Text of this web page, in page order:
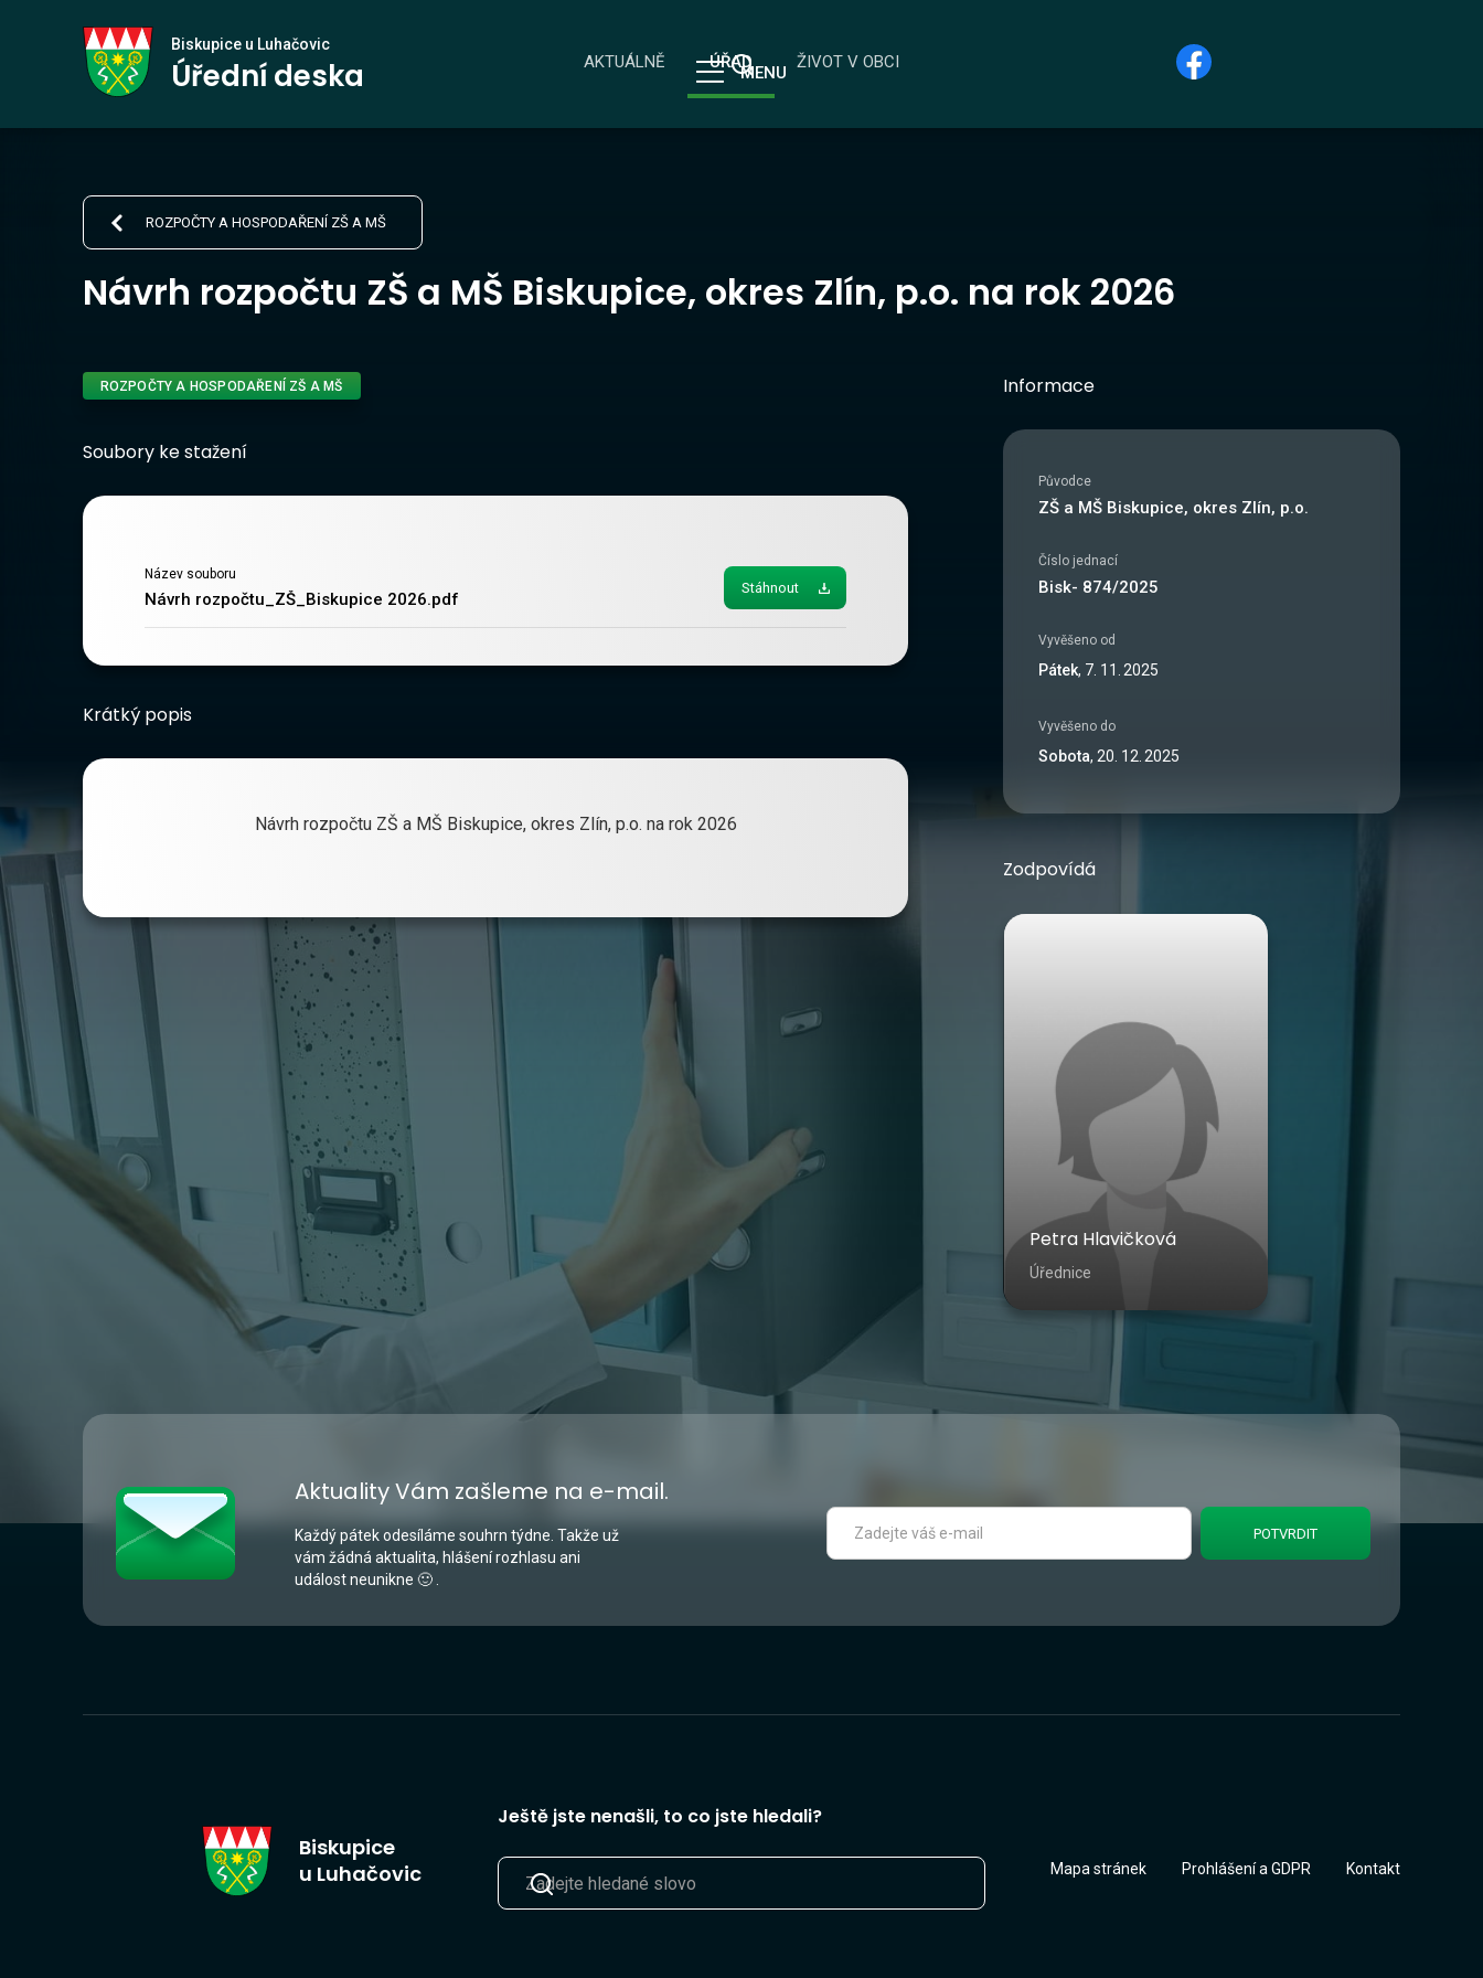
Biskupice
u Luhačovic
AKTUÁLNĚ ÚŘAD ŽIVOT V OBCI
MENU
Biskupice u Luhačovic
Úřední deska
ROZPOČTY A HOSPODAŘENÍ ZŠ A MŠ
Návrh rozpočtu ZŠ a MŠ Biskupice, okres Zlín, p.o. na rok 2026
ROZPOČTY A HOSPODAŘENÍ ZŠ A MŠ
Soubory ke stažení
Název souboru
Návrh rozpočtu_ZŠ_Biskupice 2026.pdf
Stáhnout
Krátký popis
Návrh rozpočtu ZŠ a MŠ Biskupice, okres Zlín, p.o. na rok 2026
Informace
Původce
ZŠ a MŠ Biskupice, okres Zlín, p.o.
Číslo jednací
Bisk- 874/2025
Vyvěšeno od
Pátek, 7. 11 2025
Vyvěšeno do
Sobota, 20 12 2025
Zodpovídá
Petra Hlavičková
Úřednice
Aktuality Vám zašleme na e-mail.
Každý pátek odesíláme souhrn týdne. Takže už
vám žádná aktualita, hlášení rozhlasu ani
událost neunikne 🙂 .
Biskupice
u Luhačovic
Ještě jste nenašli, to co jste hledali?
Mapa stránek Prohlášení a GDPR Kontakt